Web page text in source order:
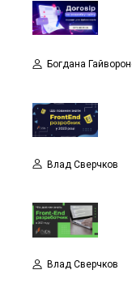
Богдана
Влад Сверчков
Влад Сверчков